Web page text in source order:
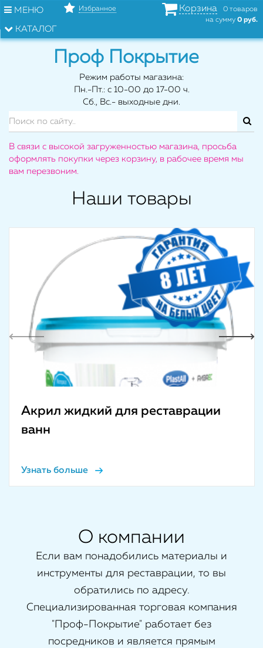
МЕНЮ
КАТАЛОГ
Избранное Корзина
0 товаров
на сумму 0 руб.
Проф Покрытие
Режим работы магазина:
Пн.-Пт.: с 10-00 до 17-00 ч.
Сб., Вс.- выходные дни.
В связи с высокой загруженностью магазина, просьба
оформлять покупки через корзину, в рабочее время мы
вам перезвоним.
Наши товары
Previous
Акрил жидкий для реставрации
ванн
Узнать больше
Next
О компании
Если вам понадобились материалы и
инструменты для реставрации, то вы
обратились по адресу.
Специализированная торговая компания
"Проф-Покрытие" работает без
посредников и является прямым